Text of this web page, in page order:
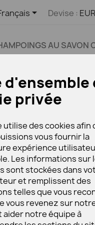
d'ensemble
privée
utilise des cookies afin
vous fournir la
expérience
Les informations sur
sont stockées dans
et remplissent des
telles que vous
vous revenez sur
aider notre équipe à
 Devise :
AU SAVON
DU
€
€ Packung 10 St.
du mauvais temps
de 10 x 10 ml)